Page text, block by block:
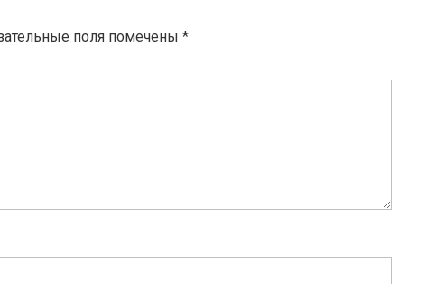
поля помечены *